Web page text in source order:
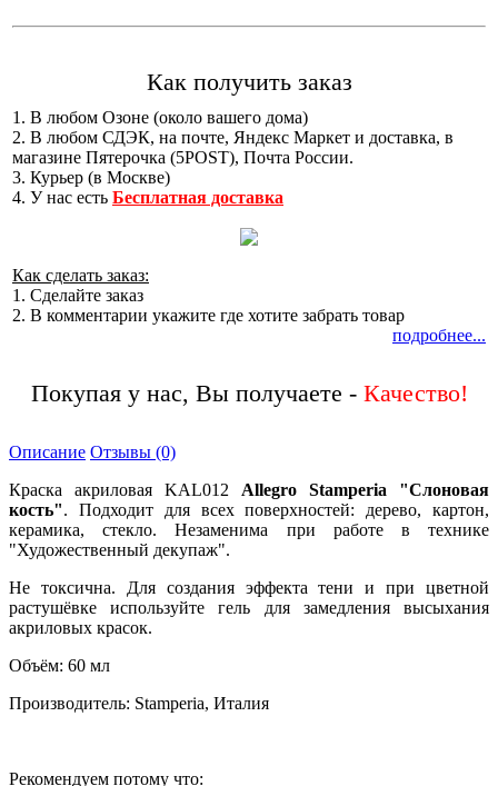
Как получить заказ
1. В любом Озоне (около вашего дома)
2. В любом СДЭК, на почте, Яндекс Маркет и доставка, в
магазине Пятерочка (5POST), Почта России.
3. Курьер (в Москве)
4. У нас есть Бесплатная доставка
Как сделать заказ:
1. Сделайте заказ
2. В комментарии укажите где хотите забрать товар
подробнее...
Покупая у нас, Вы получаете - Качество!
Описание Отзывы (0)
Краска акриловая KAL012 Allegro Stamperia "Слоновая
кость". Подходит для всех поверхностей: дерево, картон,
керамика, стекло. Незаменима при работе в технике
"Художественный декупаж".
Не токсична. Для создания эффекта тени и при цветной
растушёвке используйте гель для замедления высыхания
акриловых красок.
Объём: 60 мл
Производитель: Stamperia, Италия
Рекомендуем потому что: